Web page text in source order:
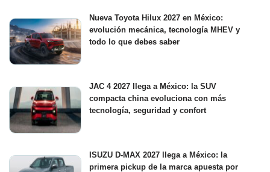
Nueva Toyota Hilux 2027 en México:
evolución mecánica, tecnología MHEV y
todo lo que debes saber
JAC 4 2027 llega a México: la SUV
compacta china evoluciona con más
tecnología, seguridad y confort
ISUZU D-MAX 2027 llega a México: la
primera pickup de la marca apuesta por